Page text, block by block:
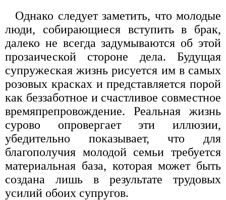
Однако следует заметить, что молодые
люди, собирающиеся вступить в брак,
далеко не всегда задумываются об этой
прозаической стороне дела. Будущая
супружеская жизнь рисуется им в самых
розовых красках и представляется порой
как беззаботное и счастливое совместное
времяпрепровождение. Реальная жизнь
сурово опровергает эти иллюзии,
убедительно показывает, что для
благополучия молодой семьи требуется
материальная база, которая может быть
создана лишь в результате трудовых
усилий обоих супругов.